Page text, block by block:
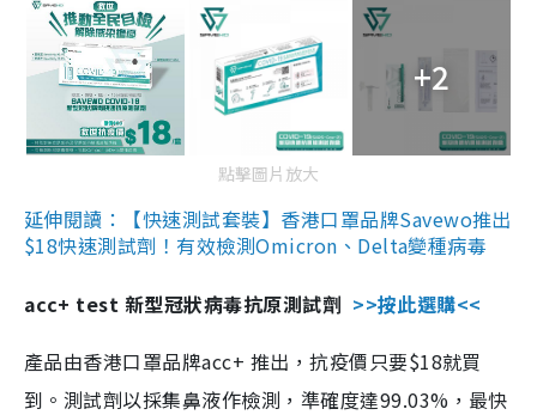
+2
點擊圖片放大
延伸閱讀：【快速測試套裝】香港口罩品牌Savewo推出
$18快速測試劑！有效檢測Omicron、Delta變種病毒
acc+ test 新型冠狀病毒抗原測試劑 >>按此選購<<
產品由香港口罩品牌acc+ 推出，抗疫價只要$18就買
到。測試劑以採集鼻液作檢測，準確度達99.03%，最快